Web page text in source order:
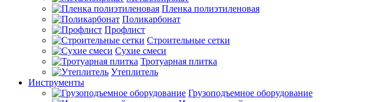
Пленка полиэтиленовая
Поликарбонат
Профлист
Строительные сетки
Сухие смеси
Тротуарная плитка
Утеплитель
Инструменты
Грузоподъемное оборудование